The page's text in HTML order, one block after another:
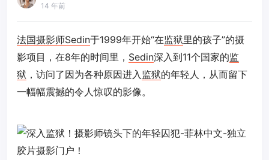
14 年前
法国摄影师Sedin于1999年开始“在监狱里的孩子”的摄
影项目，在8年的时间里， Sedin深入到11个国家的监
狱 ，访问了因为各种原因进入监狱的年轻人，从而留下
一幅幅震撼的令人惊叹的影像。